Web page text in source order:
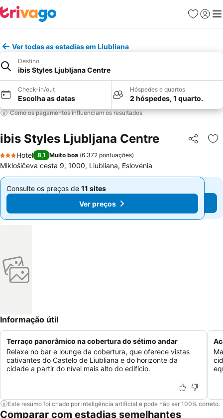
Favoritos
Iniciar
Ver todas as estadias em Liubliana
Destino
ibis Styles Ljubljana Centre
Check-in/out
Escolha as datas
Hóspedes e quartos
2 hóspedes, 1 quarto.
Como os pagamentos influenciam os resultados
ibis Styles Ljubljana Centre Partilhar
3 Estrelas
Hotel 8,1 Muito boa (6.372 pontuações)
Miklošičeva cesta 9, 1000, Liubliana, Eslovénia
Consulte os preços de 11 sites
De
Ver preços
Consulte os preços de 11 sites
De
€ 73 Ver preços
Informação útil
Terraço panorâmico na cobertura do sétimo andar
Relaxe no bar e lounge da cobertura, que oferece vistas
cativantes do Castelo de Liubliana e do horizonte da
cidade a partir do nível mais alto do edifício.
Este resumo foi criado por inteligência artificial e pode não ser 100% correto.
Comparar com estadias semelhantes